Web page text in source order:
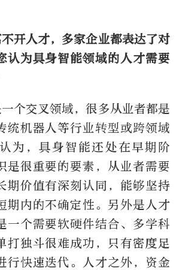
开人才，多家企业都表达了对
认为具身智能领域的人才需要
个交叉领域，很多从业者都是
统机器人等行业转型或跨领域
为，具身智能还处在早期阶
是很重要的要素，从业者需要
期价值有深刻认同，能够坚持
期内的不确定性。另外是人才
一个需要软硬件结合、多学科
打独斗很难成功，只有密度足
行快速迭代。人才之外，资金